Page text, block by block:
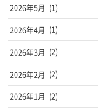
2026年5月 (1)
2026年4月 (1)
2026年3月 (2)
2026年2月 (2)
2026年1月 (2)